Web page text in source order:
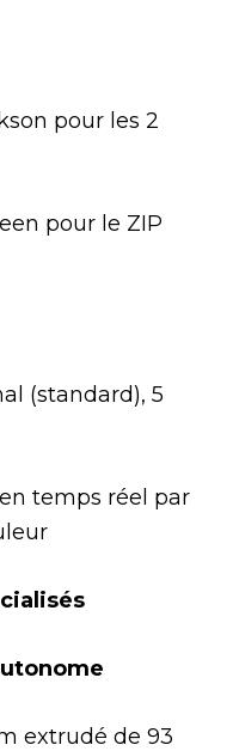
pour les 2
pour le ZIP
(standard), 5
temps réel par
extrudé de 93